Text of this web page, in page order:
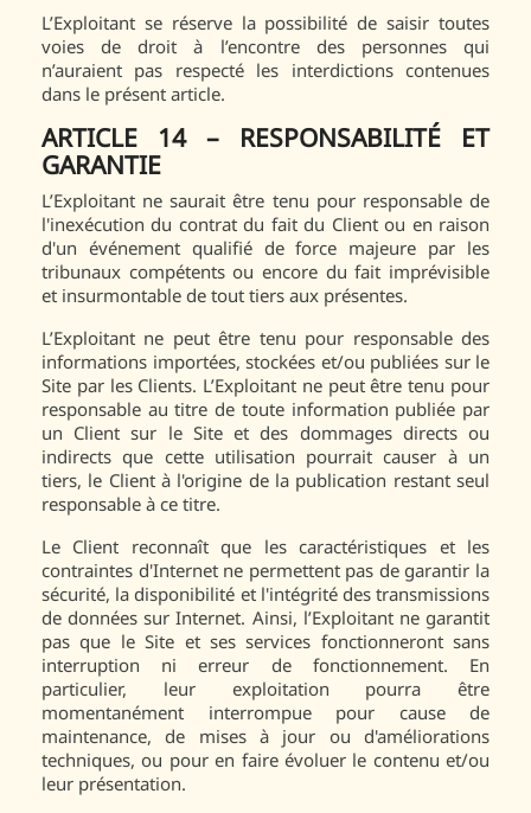
L’Exploitant se réserve la possibilité de saisir toutes
voies de droit à l’encontre des personnes qui
n’auraient pas respecté les interdictions contenues
dans le présent article.
ARTICLE 14 – RESPONSABILITÉ ET
GARANTIE
L’Exploitant ne saurait être tenu pour responsable de
l'inexécution du contrat du fait du Client ou en raison
d'un événement qualifié de force majeure par les
tribunaux compétents ou encore du fait imprévisible
et insurmontable de tout tiers aux présentes.
L’Exploitant ne peut être tenu pour responsable des
informations importées, stockées et/ou publiées sur le
Site par les Clients. L’Exploitant ne peut être tenu pour
responsable au titre de toute information publiée par
un Client sur le Site et des dommages directs ou
indirects que cette utilisation pourrait causer à un
tiers, le Client à l'origine de la publication restant seul
responsable à ce titre.
Le Client reconnaît que les caractéristiques et les
contraintes d'Internet ne permettent pas de garantir la
sécurité, la disponibilité et l'intégrité des transmissions
de données sur Internet. Ainsi, l’Exploitant ne garantit
pas que le Site et ses services fonctionneront sans
interruption ni erreur de fonctionnement. En
particulier, leur exploitation pourra être
momentanément interrompue pour cause de
maintenance, de mises à jour ou d'améliorations
techniques, ou pour en faire évoluer le contenu et/ou
leur présentation.